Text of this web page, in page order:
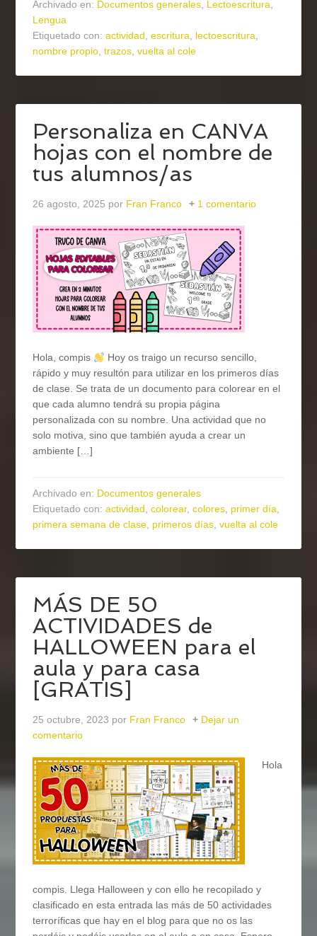
Archivado en: Documentos generales, Lectoescritura,
Lengua
Etiquetado con:actividad,escritura, lectoescritura,
nombre propio,trazos,vuelta al cole
Personaliza en CANVA
hojas con el nombre de
tus alumnos/as
26 agosto, 2025 por Fran Franco 1 comentario
Hola, compis
Hoy os traigo un recurso sencillo,
rápido y muy resultón para utilizar en los primeros días
de clase. Se trata de un documento para colorear en el
que cada alumno tendrá su propia página
personalizada con su nombre. Una actividad que no
solo motiva, sino que también ayuda a crear un
ambiente […]
Archivado en: Documentos generales
Etiquetado con:actividad,colorear,colores, primer día,
primera semana de clase, primeros días,vuelta al cole
MÁS DE 50
ACTIVIDADES de
HALLOWEEN para el
aula y para casa
[GRATIS]
25 octubre, 2023 por Fran Franco
Dejar un
comentario
Hola
compis. Llega Halloween y con ello he recopilado y
clasificado en esta entrada las más de 50 actividades
terroríficas que hay en el blog para que no os las